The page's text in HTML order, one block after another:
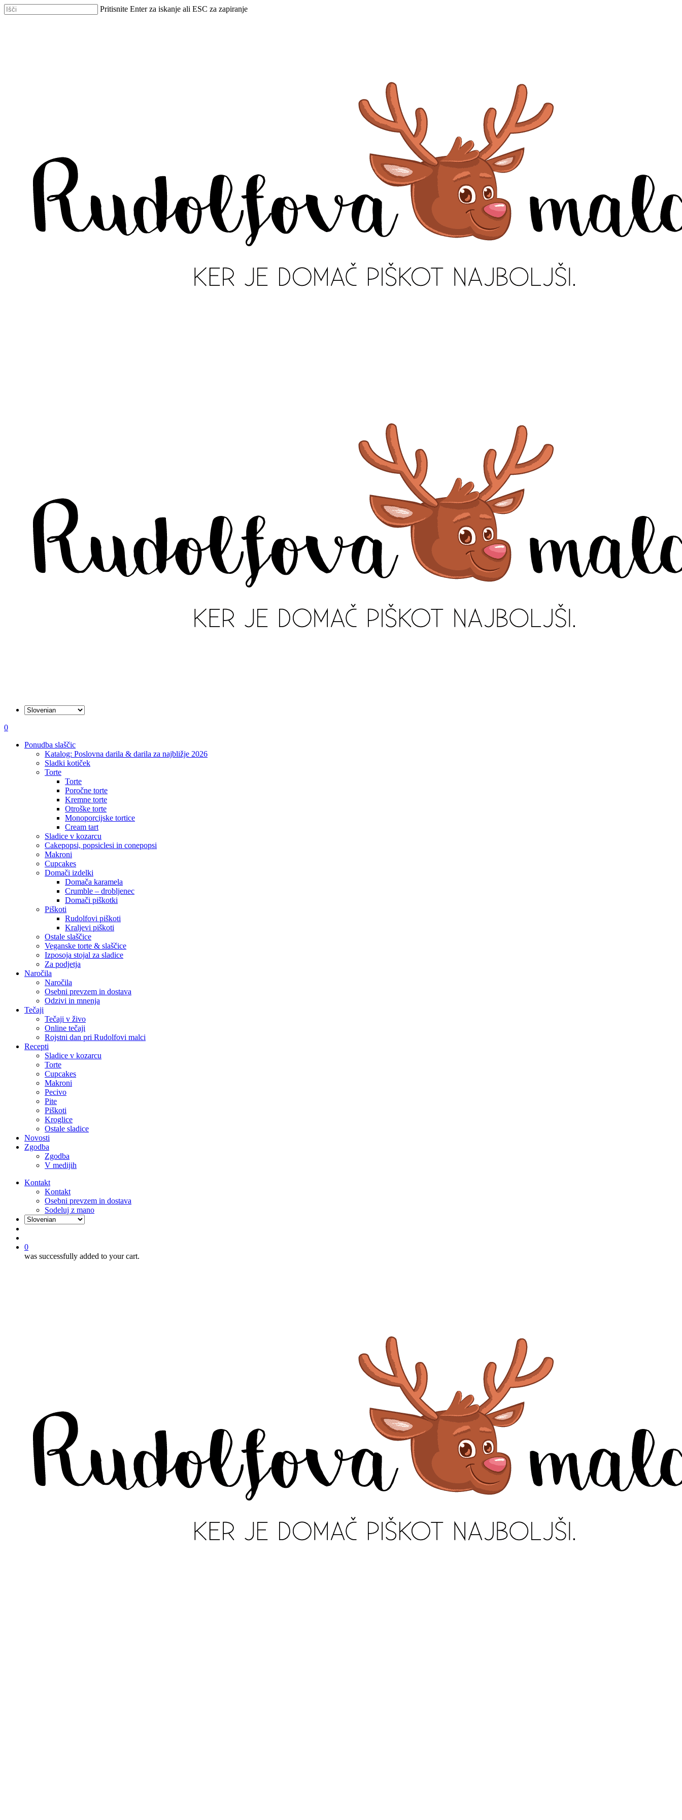
Skip
to
Pritisnite Enter za iskanje ali ESC za zapiranje
išči
account
0
Ponudba slaščic
Katalog: Poslovna darila & darila za najbližje 2026
Sladki kotiček
Torte
Torte
Poročne torte
Kremne torte
Otroške torte
Monoporcijske tortice
Cream tart
Sladice v kozarcu
Cakepopsi, popsiclesi in conepopsi
Makroni
Cupcakes
Domači izdelki
Domača karamela
Crumble – drobljenec
Domači piškotki
Piškoti
Rudolfovi piškoti
Kraljevi piškoti
Ostale slaščice
Veganske torte & slaščice
Izposoja stojal za sladice
Za podjetja
Naročila
Naročila
Osebni prevzem in dostava
Odzivi in mnenja
Tečaji
Tečaji v živo
Online tečaji
Rojstni dan pri Rudolfovi malci
Recepti
Sladice v kozarcu
Torte
Cupcakes
Makroni
Pecivo
Pite
Piškoti
Kroglice
Ostale sladice
Novosti
Zgodba
Zgodba
V medijih
Kontakt
Kontakt
Osebni prevzem in dostava
Sodeluj z mano
0
was successfully added to your cart.